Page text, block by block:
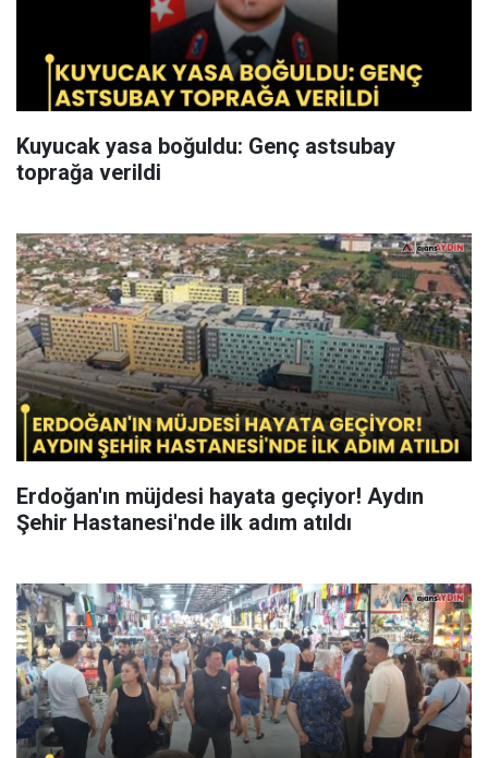
Kuyucak yasa boğuldu: Genç astsubay
toprağa verildi
Erdoğan'ın müjdesi hayata geçiyor! Aydın
Şehir Hastanesi'nde ilk adım atıldı